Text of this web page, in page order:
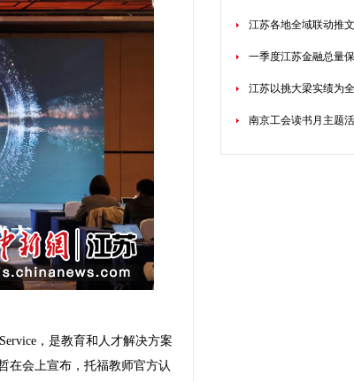
，是教育和人才解决方案
在会上宣布，托福教师官方认
江苏各地全域联动推
一季度江苏金融总量
江苏以挑大梁实绩为
南京工会读书月主题